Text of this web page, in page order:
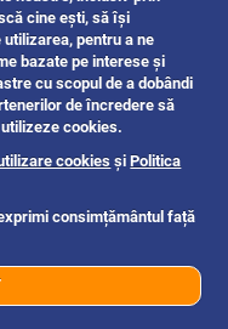
Trimite mesaj
pe XOS!
cine ești, să își
pentru a ne
bazate pe interese și
cu scopul de a dobândi
de încredere să
cookies.
cookiesșiPolitica
consimțământul față